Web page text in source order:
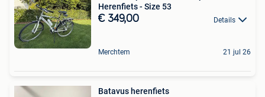
Herenfiets - Size 53
€ 349,00 Details
Merchtem 21 jul 26
Batavus herenfiets